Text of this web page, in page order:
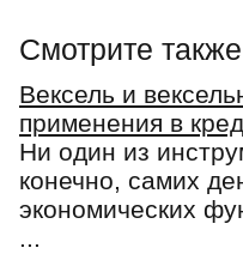
Смотрите также
Вексель и
применения в
Ни один из
конечно, са­мих
экономических
...